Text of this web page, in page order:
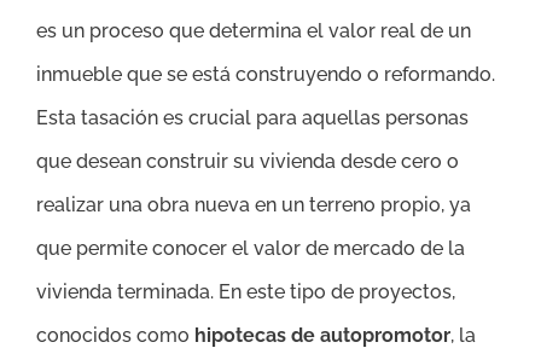
es un proceso que determina el valor real de un
inmueble que se está construyendo o reformando.
Esta tasación es crucial para aquellas personas
que desean construir su vivienda desde cero o
realizar una obra nueva en un terreno propio, ya
que permite conocer el valor de mercado de la
vivienda terminada. En este tipo de proyectos,
conocidos como hipotecas de autopromotor, la